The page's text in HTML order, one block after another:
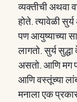
व्यक्तीची अथवा
होते. त्यावेळी
पण आयुष्याच्या
लागतो. सुर्य
असतो. आणि मग
आणि वस्तूंच्या
मनाला एक